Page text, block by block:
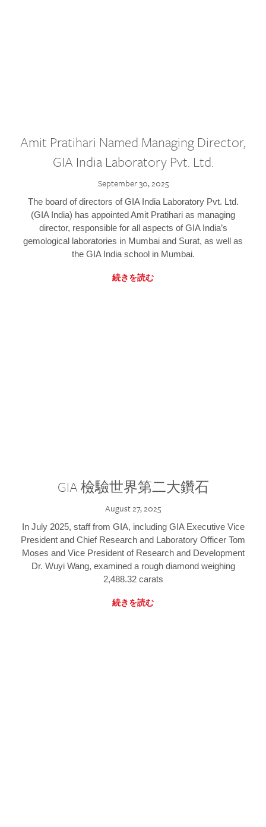
Amit Pratihari Named Managing Director,
GIA India Laboratory Pvt. Ltd.
September 30, 2025
The board of directors of GIA India Laboratory Pvt. Ltd.
(GIA India) has appointed Amit Pratihari as managing
director, responsible for all aspects of GIA India’s
gemological laboratories in Mumbai and Surat, as well as
the GIA India school in Mumbai.
続きを読む
GIA 檢驗世界第二大鑽石
August 27, 2025
In July 2025, staff from GIA, including GIA Executive Vice
President and Chief Research and Laboratory Officer Tom
Moses and Vice President of Research and Development
Dr. Wuyi Wang, examined a rough diamond weighing
2,488.32 carats
続きを読む